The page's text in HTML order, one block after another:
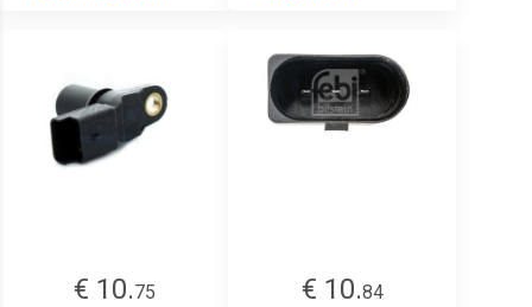
€ 10.75
€ 10.84